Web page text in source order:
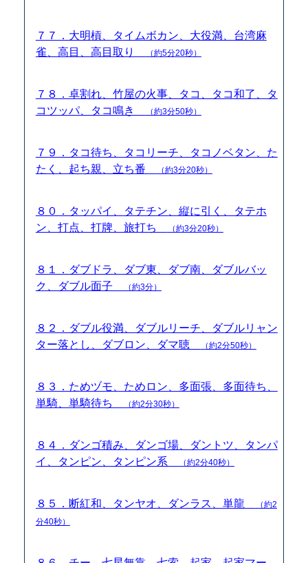
７７．大明槓、タイムボカン、大役満、台湾麻
雀、高目、高目取り
（約5分20秒）
７８．卓割れ、竹屋の火事、タコ、タコ和了、タ
コツッパ、タコ鳴き
（約3分50秒）
７９．タコ待ち、タコリーチ、タコノベタン、た
たく、起ち親、立ち番
（約3分20秒）
８０．タッパイ、タテチン、縦に引く、タテホ
ン、打点、打牌、旅打ち
（約3分20秒）
８１．ダブドラ、ダブ東、ダブ南、ダブルバッ
ク、ダブル面子
（約3分）
８２．ダブル役満、ダブルリーチ、ダブルリャン
ター落とし、ダブロン、ダマ聴
（約2分50秒）
８３．ためヅモ、ためロン、多面張、多面待ち、
単騎、単騎待ち
（約2分30秒）
８４．ダンゴ積み、ダンゴ場、ダントツ、タンパ
イ、タンピン、タンピン系
（約2分40秒）
８５．断紅和、タンヤオ、ダンラス、単龍
（約2
分40秒）